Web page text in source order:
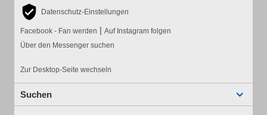
Datenschutz-Einstellungen
Facebook - Fan werden | Auf Instagram folgen
Über den Messenger suchen
Zur Desktop-Seite wechseln
Suchen